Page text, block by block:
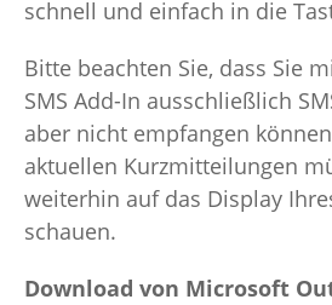
schnell und einfach in die
Bitte beachten Sie, dass Sie
SMS Add-In ausschließlich
aber nicht empfangen
aktuellen Kurzmitteilungen
weiterhin auf das Display
schauen.
Download von Microsoft